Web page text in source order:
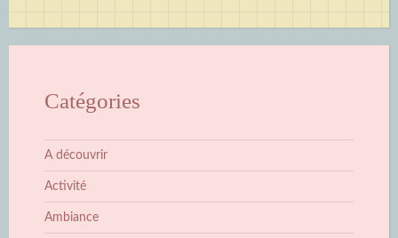
Catégories
A découvrir
Activité
Ambiance